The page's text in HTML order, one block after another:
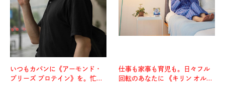
いつもカバンに《アーモンド・
ブリーズ プロテイン》を。忙し
仕事も家事も育児も。日々フル
回転のあなたに 《キリン オルニ